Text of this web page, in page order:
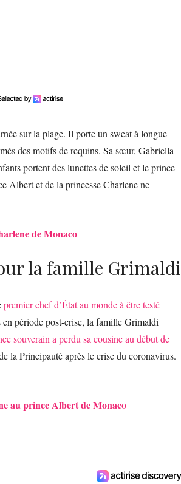
sur la plage. Il porte un sweat à longue
des motifs de requins. Sa sœur, Gabriella
portent des lunettes de soleil et le prince
Albert et de la princesse Charlene ne
de Monaco
la famille Grimaldi
premier chef d’État au monde à être testé
en période post-crise, la famille Grimaldi
souverain a perdu sa cousine au début de
la Principauté après le crise du coronavirus.
au prince Albert de Monaco